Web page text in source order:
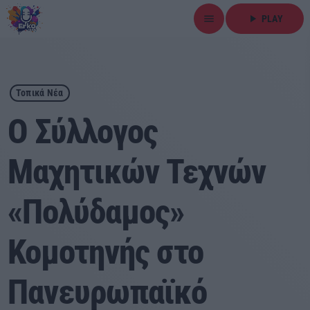
menu play_arrow PLAY
close
play_arrow ΕΡΚΟ
Αρχική
Εκπομπές
Ειδήσεις
Τοπικά Νέα
Αθλητικά
Τοπικά Νέα
Ο Σύλλογος
Μαχητικών Τεχνών
«Πολύδαμος»
Κομοτηνής στο
Πανευρωπαϊκό